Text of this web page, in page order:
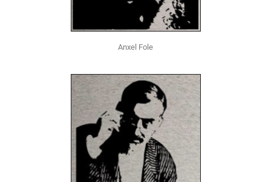
Anxel Fole